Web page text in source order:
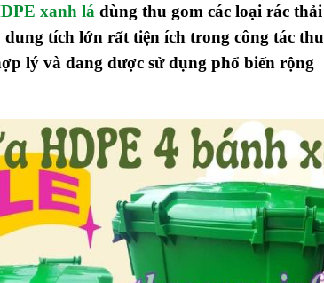
xanh lá dùng thu gom các loại rác thải
dung tích lớn rất tiện ích trong công tác thu
lý và đang được sử dụng phổ biến rộng